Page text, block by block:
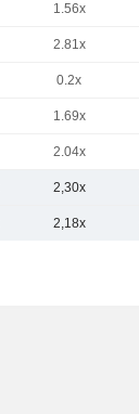
1.56x
2.81x
0.2x
1.69x
2.04x
2,30x
2,18x